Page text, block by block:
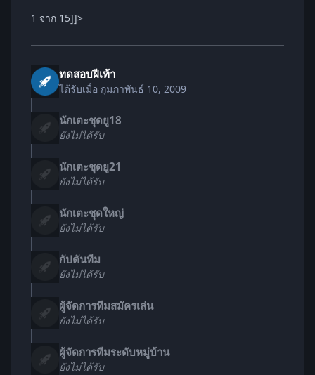
1 จาก 15]]>
ทดสอบฝีเท้า
ได้รับเมื่อ กุมภาพันธ์ 10, 2009
นักเตะชุดยู18
ยังไม่ได้รับ
นักเตะชุดยู21
ยังไม่ได้รับ
นักเตะชุดใหญ่
ยังไม่ได้รับ
กัปตันทีม
ยังไม่ได้รับ
ผู้จัดการทีมสมัครเล่น
ยังไม่ได้รับ
ผู้จัดการทีมระดับหมู่บ้าน
ยังไม่ได้รับ